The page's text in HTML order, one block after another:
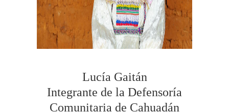
Lucía Gaitán
Integrante de la Defensoría
Comunitaria de Cahuadán